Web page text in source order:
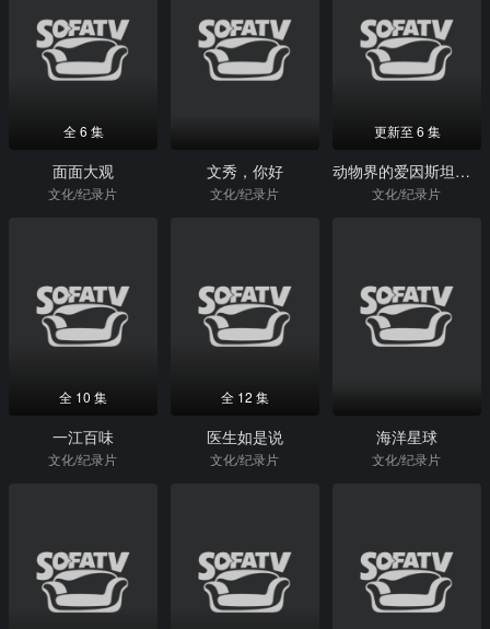
全 6 集
面面大观
文化/纪录片
文秀，你好
文化/纪录片
更新至 6 集
动物界的爱因斯坦第一季
文化/纪录片
全 10 集
一江百味
文化/纪录片
全 12 集
医生如是说
文化/纪录片
海洋星球
文化/纪录片